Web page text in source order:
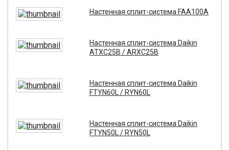
Настенная сплит-система FAA100A
Настенная сплит-система Daikin
ATXC25B / ARXC25B
Настенная сплит-система Daikin
FTYN60L / RYN60L
Настенная сплит-система Daikin
FTYN50L / RYN50L